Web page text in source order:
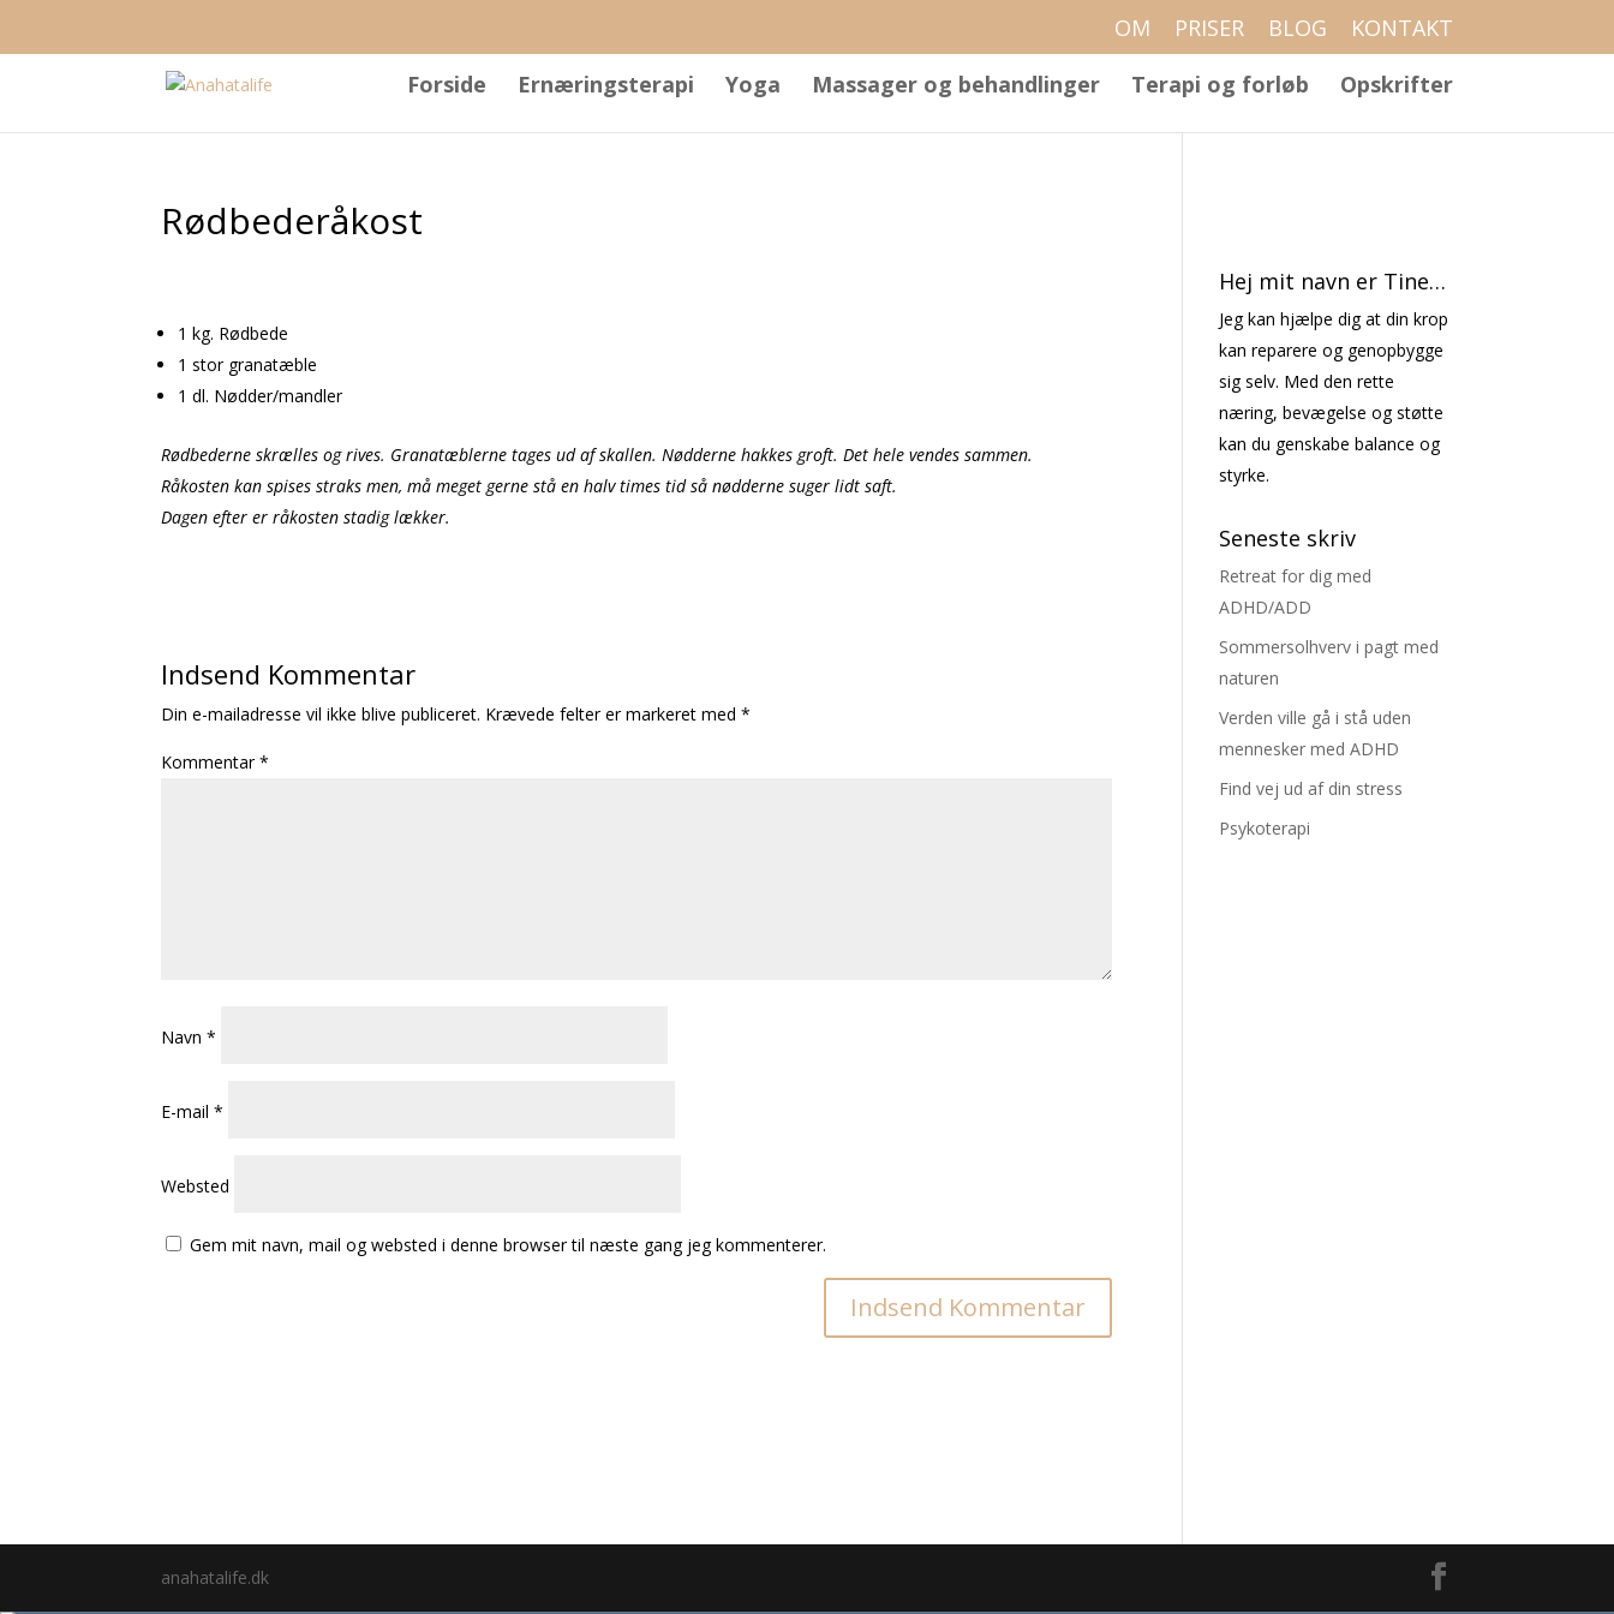
OM PRISER BLOG
KONTAKT
Forside
Ernæringsterapi Yoga Massager og behandlinger Terapi og forløb Opskrifter
Rødbederåkost
1 kg. Rødbede
1 stor granatæble
1 dl. Nødder/mandler
Rødbederne skrælles og rives. Granatæblerne tages ud af skallen. Nødderne hakkes groft. Det hele vendes sammen.
Råkosten kan spises straks men, må meget gerne stå en halv times tid så nødderne suger lidt saft.
Dagen efter er råkosten stadig lækker.
Indsend Kommentar
Din e-mailadresse vil ikke blive publiceret. Krævede felter er markeret med*
Kommentar*
Navn*
E-mail*
Websted
Gem mit navn, mail og websted i denne browser til næste gang jeg kommenterer.
Hej mit navn er Tine…
Jeg kan hjælpe dig at din krop
kan reparere og genopbygge
sig selv. Med den rette
næring, bevægelse og støtte
kan du genskabe balance og
styrke.
Seneste skriv
Retreat for dig med
ADHD/ADD
Sommersolhverv i pagt med
naturen
Verden ville gå i stå uden
mennesker med ADHD
Find vej ud af din stress
Psykoterapi
anahatalife.dk